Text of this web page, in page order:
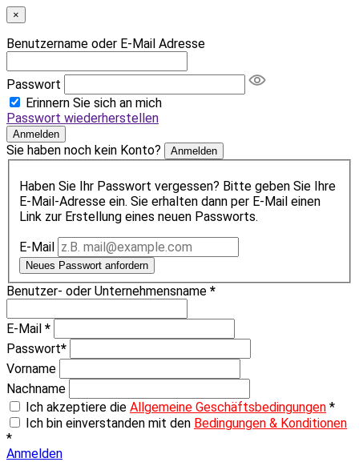
×
Benutzername oder E-Mail Adresse
Passwort
Erinnern Sie sich an mich
Passwort wiederherstellen
Anmelden
Sie haben noch kein Konto? Anmelden
Haben Sie Ihr Passwort vergessen? Bitte geben Sie Ihre
E-Mail-Adresse ein. Sie erhalten dann per E-Mail einen
Link zur Erstellung eines neuen Passworts.
E-Mail
Neues Passwort anfordern
Benutzer- oder Unternehmensname *
E-Mail *
Passwort*
Vorname
Nachname
Ich akzeptiere die Allgemeine Geschäftsbedingungen *
Ich bin einverstanden mit den Bedingungen & Konditionen
*
Anmelden